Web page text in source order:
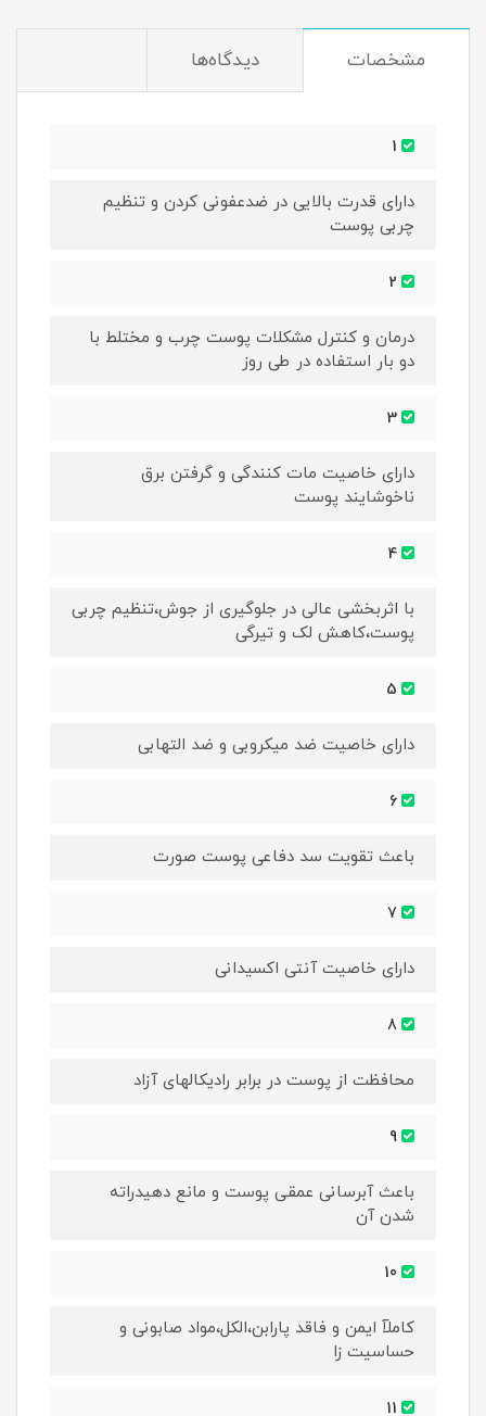
مشخصات دیدگاه‌ها
دارای قدرت بالایی در ضدعفونی کردن و تنظیم
چربی پوست
درمان و کنترل مشکلات پوست چرب و مختلط با
دو بار استفاده در طی روز
دارای خاصیت مات کنندگی و گرفتن برق
ناخوشایند پوست
با اثربخشی عالی در جلوگیری از جوش،تنظیم چربی
پوست،کاهش لک و تیرگی
دارای خاصیت ضد میکروبی و ضد التهابی
باعث تقویت سد دفاعی پوست صورت
دارای خاصیت آنتی اکسیدانی
محافظت از پوست در برابر رادیکالهای آزاد
باعث آبرسانی عمقی پوست و مانع دهیدراته
شدن آن
کاملآ ایمن و فاقد پارابن،الکل،مواد صابونی و
حساسیت زا